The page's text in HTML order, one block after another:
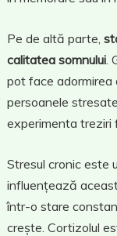
Pe de altă parte,
calitatea somnului.
pot face adormirea
persoanele
experimenta treziri
Stresul cronic este
influențează
într-o stare
crește. Cortizolul